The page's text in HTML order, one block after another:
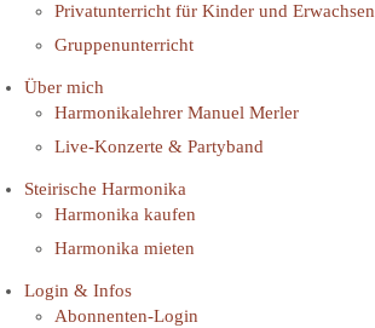
Privatunterricht für Kinder und
Gruppenunterricht
Über mich
Harmonikalehrer Manuel Merler
Live-Konzerte & Partyband
Steirische Harmonika
Harmonika kaufen
Harmonika mieten
Login & Infos
Abonnenten-Login